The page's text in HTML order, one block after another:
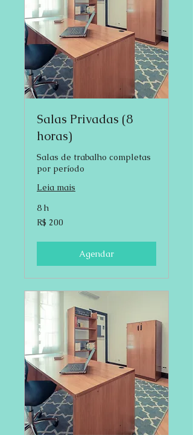
Salas Privadas (8
horas)
Salas de trabalho completas
por período
Leia mais
8 h
200
Reais
R$ 200
Agendar